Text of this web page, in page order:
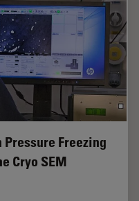
Freezing
Cryo SEM